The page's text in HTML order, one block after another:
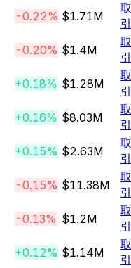
-0.22% $1.71M
取
引
-0.20% $1.4M
取
引
+0.18% $1.28M
取
引
+0.16% $8.03M
取
引
+0.15% $2.63M
取
引
-0.15% $11.38M
取
引
-0.13% $1.2M
取
引
+0.12% $1.14M
取
引